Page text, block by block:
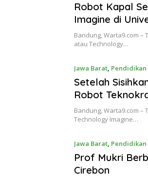
Robot Kapal
Imagine di
Bandung, Warta9.com –
atau Technology…
Jawa Barat, Pendidikan
Setelah
Robot
Bandung, Warta9.com –
Technology Imagine…
Jawa Barat, Pendidikan
Prof Mukri
Cirebon